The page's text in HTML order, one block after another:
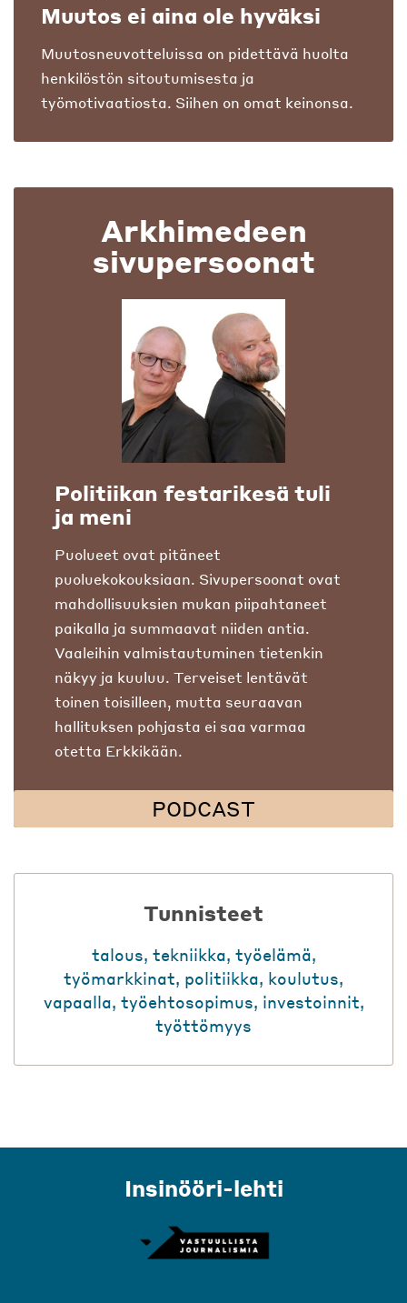
Muutos ei aina ole hyväksi
Muutosneuvotteluissa on pidettävä huolta
henkilöstön sitoutumisesta ja
työmotivaatiosta. Siihen on omat keinonsa.
Arkhimedeen
sivupersoonat
Politiikan festarikesä tuli
ja meni
Puolueet ovat pitäneet
puoluekokouksiaan. Sivupersoonat ovat
mahdollisuuksien mukan piipahtaneet
paikalla ja summaavat niiden antia.
Vaaleihin valmistautuminen tietenkin
näkyy ja kuuluu. Terveiset lentävät
toinen toisilleen, mutta seuraavan
hallituksen pohjasta ei saa varmaa
otetta Erkkikään.
PODCAST
Tunnisteet
talous, tekniikka, työelämä,
työmarkkinat, politiikka, koulutus,
vapaalla, työehtosopimus, investoinnit,
työttömyys
Insinööri-lehti